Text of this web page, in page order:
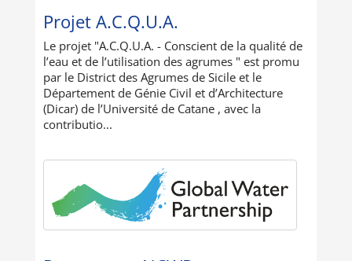
Projet A.C.Q.U.A.
Le projet "A.C.Q.U.A. - Conscient de la qualité de
l’eau et de l’utilisation des agrumes " est promu
par le District des Agrumes de Sicile et le
Département de Génie Civil et d’Architecture
(Dicar) de l’Université de Catane , avec la
contributio...